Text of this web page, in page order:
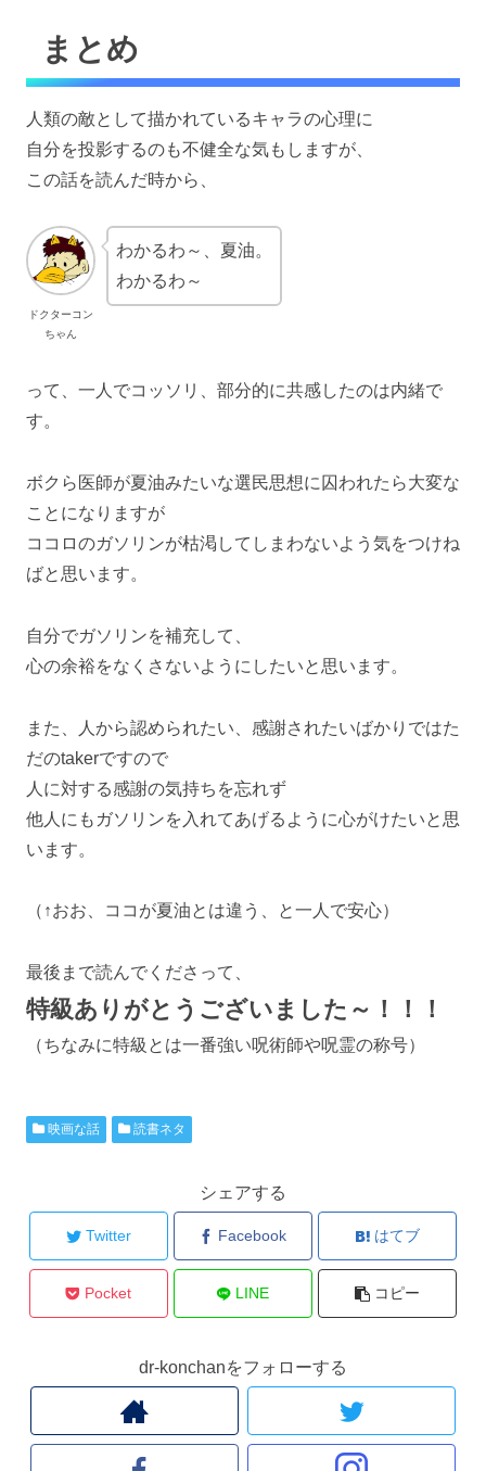
まとめ
人類の敵として描かれているキャラの心理に
自分を投影するのも不健全な気もしますが、
この話を読んだ時から、
ドクターコン
ちゃん
わかるわ～、夏油。
わかるわ～
って、一人でコッソリ、部分的に共感したのは内緒で
す。
ボクら医師が夏油みたいな選民思想に囚われたら大変な
ことになりますが
ココロのガソリンが枯渇してしまわないよう気をつけね
ばと思います。
自分でガソリンを補充して、
心の余裕をなくさないようにしたいと思います。
また、人から認められたい、感謝されたいばかりではた
だのtakerですので
人に対する感謝の気持ちを忘れず
他人にもガソリンを入れてあげるように心がけたいと思
います。
（↑おお、ココが夏油とは違う、と一人で安心）
最後まで読んでくださって、
特級ありがとうございました～！！！
（ちなみに特級とは一番強い呪術師や呪霊の称号）
映画な話 読書ネタ
シェアする
Twitter Facebook はてブ
Pocket LINE コピー
dr-konchanをフォローする